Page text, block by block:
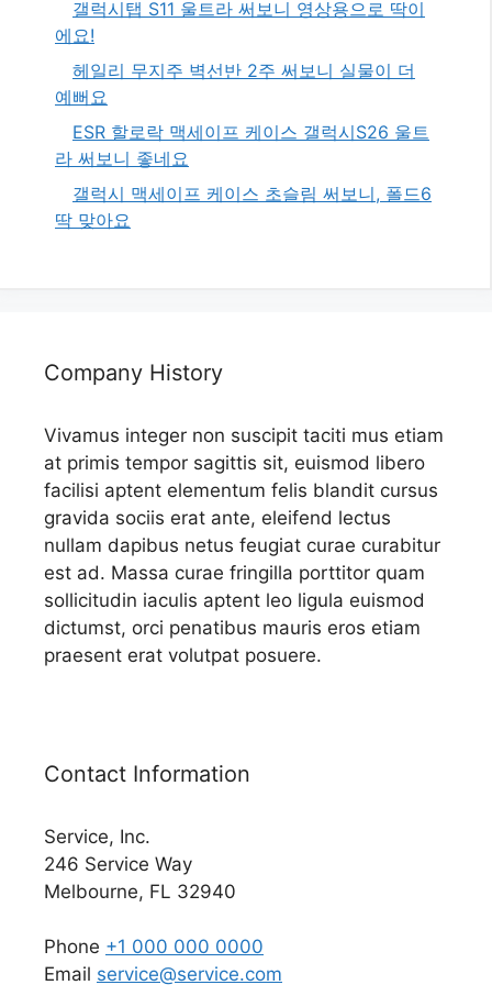
갤럭시탭 S11 울트라 써보니 영상용으로 딱이
에요!
헤일리 무지주 벽선반 2주 써보니 실물이 더
예뻐요
ESR 할로락 맥세이프 케이스 갤럭시S26 울트
라 써보니 좋네요
갤럭시 맥세이프 케이스 초슬림 써보니, 폴드6
딱 맞아요
Company History
Vivamus integer non suscipit taciti mus etiam
at primis tempor sagittis sit, euismod libero
facilisi aptent elementum felis blandit cursus
gravida sociis erat ante, eleifend lectus
nullam dapibus netus feugiat curae curabitur
est ad. Massa curae fringilla porttitor quam
sollicitudin iaculis aptent leo ligula euismod
dictumst, orci penatibus mauris eros etiam
praesent erat volutpat posuere.
Contact Information
Service, Inc.
246 Service Way
Melbourne, FL 32940
Phone +1 000 000 0000
Email service@service.com